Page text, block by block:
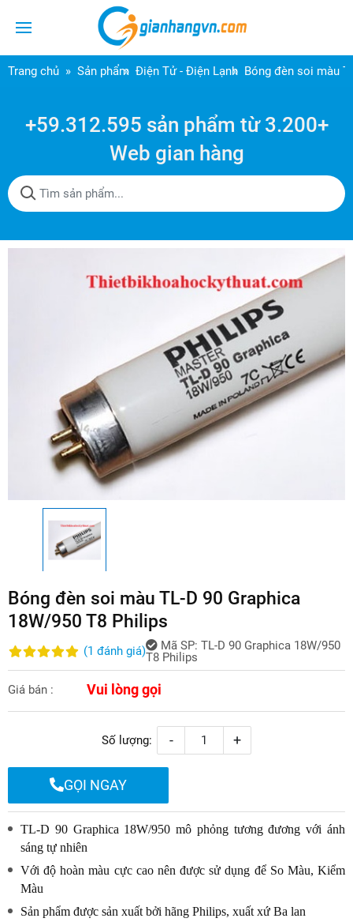
Trang chủ Sản phẩm Điện Tử - Điện Lạnh Bóng đèn soi màu
+59.312.595 sản phẩm từ 3.200+
Web gian hàng
Bóng đèn soi màu TL-D 90 Graphica
18W/950 T8 Philips
(1 đánh giá) Mã SP: TL-D 90 Graphica 18W/950
T8 Philips
Giá bán : Vui lòng gọi
Số lượng: - +
GỌI NGAY
TL-D 90 Graphica 18W/950 mô phỏng tương đương với ánh
sáng tự nhiên
Với độ hoàn màu cực cao nên được sử dụng để So Màu, Kiểm
Màu
Sản phẩm được sản xuất bởi hãng Philips, xuất xứ Ba lan